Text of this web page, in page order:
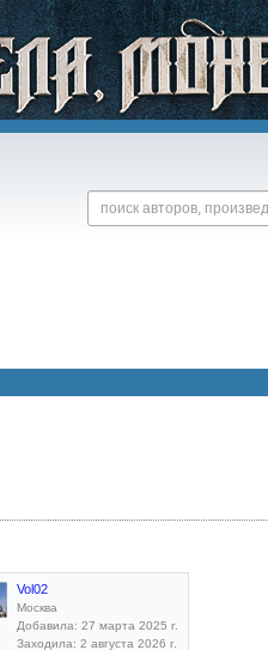
Vol02
Москва
Добавила: 27 марта 2025 г.
Заходила: 2 августа 2026 г.